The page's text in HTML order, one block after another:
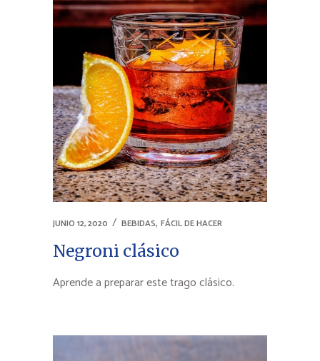
JUNIO 12, 2020 BEBIDAS, FÁCIL DE HACER
Negroni clásico
Aprende a preparar este trago clásico.